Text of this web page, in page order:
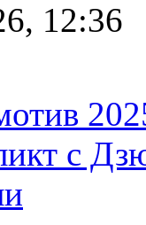
12:36
с